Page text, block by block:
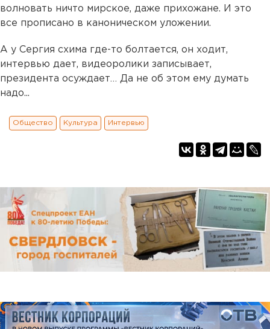
волновать ничто мирское, даже прихожане. И это
все прописано в каноническом уложении.
А у Сергия схима где-то болтается, он ходит,
интервью дает, видеоролики записывает,
президента осуждает… Да не об этом ему думать
надо...
Общество Культура Интервью